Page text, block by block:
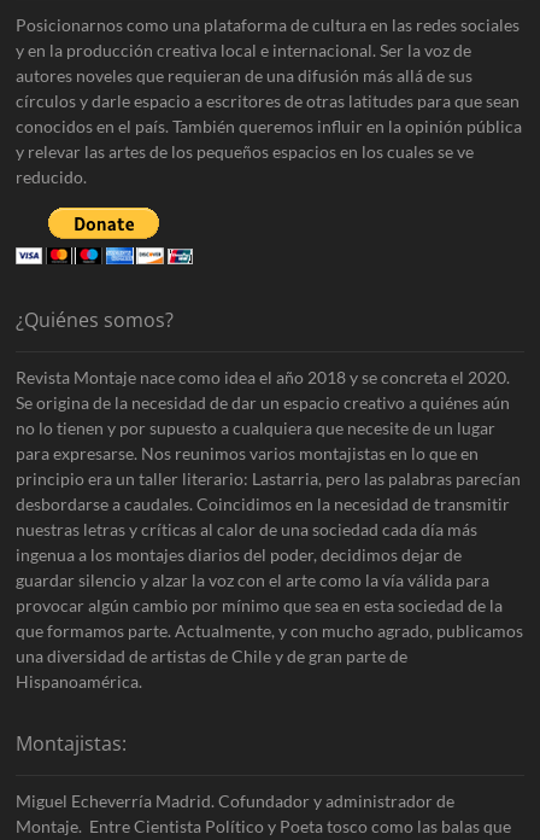
Posicionarnos como una plataforma de cultura en las redes sociales
y en la producción creativa local e internacional. Ser la voz de
autores noveles que requieran de una difusión más allá de sus
círculos y darle espacio a escritores de otras latitudes para que sean
conocidos en el país. También queremos influir en la opinión pública
y relevar las artes de los pequeños espacios en los cuales se ve
reducido.
¿Quiénes somos?
Revista Montaje nace como idea el año 2018 y se concreta el 2020.
Se origina de la necesidad de dar un espacio creativo a quiénes aún
no lo tienen y por supuesto a cualquiera que necesite de un lugar
para expresarse. Nos reunimos varios montajistas en lo que en
principio era un taller literario: Lastarria, pero las palabras parecían
desbordarse a caudales. Coincidimos en la necesidad de transmitir
nuestras letras y críticas al calor de una sociedad cada día más
ingenua a los montajes diarios del poder, decidimos dejar de
guardar silencio y alzar la voz con el arte como la vía válida para
provocar algún cambio por mínimo que sea en esta sociedad de la
que formamos parte. Actualmente, y con mucho agrado, publicamos
una diversidad de artistas de Chile y de gran parte de
Hispanoamérica.
Montajistas:
Miguel Echeverría Madrid. Cofundador y administrador de
Montaje. Entre Cientista Político y Poeta tosco como las balas que